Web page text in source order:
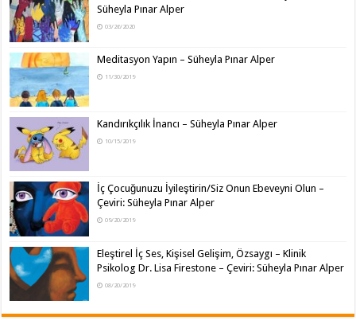
Süheyla Pınar Alper
03/26/2020
Meditasyon Yapın – Süheyla Pınar Alper
11/30/2019
Kandırıkçılık İnancı – Süheyla Pınar Alper
10/15/2019
İç Çocuğunuzu İyileştirin/Siz Onun Ebeveyni Olun –
Çeviri: Süheyla Pınar Alper
09/20/2019
Eleştirel İç Ses, Kişisel Gelişim, Özsaygı – Klinik
Psikolog Dr. Lisa Firestone – Çeviri: Süheyla Pınar Alper
08/20/2019